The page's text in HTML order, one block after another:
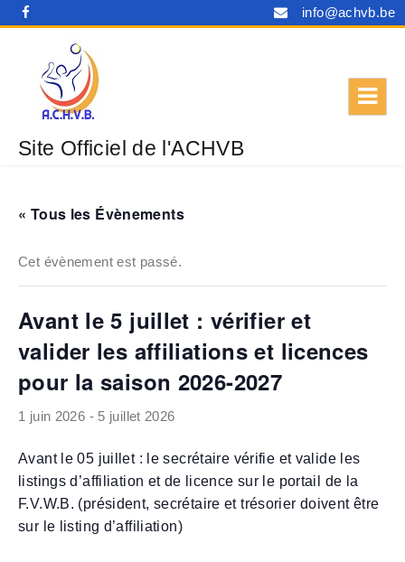
info@achvb.be
Site Officiel de l'ACHVB
« Tous les Évènements
Cet évènement est passé.
Avant le 5 juillet : vérifier et
valider les affiliations et licences
pour la saison 2026-2027
1 juin 2026 - 5 juillet 2026
Avant le 05 juillet : le secrétaire vérifie et valide les
listings d’affiliation et de licence sur le portail de la
F.V.W.B. (président, secrétaire et trésorier doivent être
sur le listing d’affiliation)